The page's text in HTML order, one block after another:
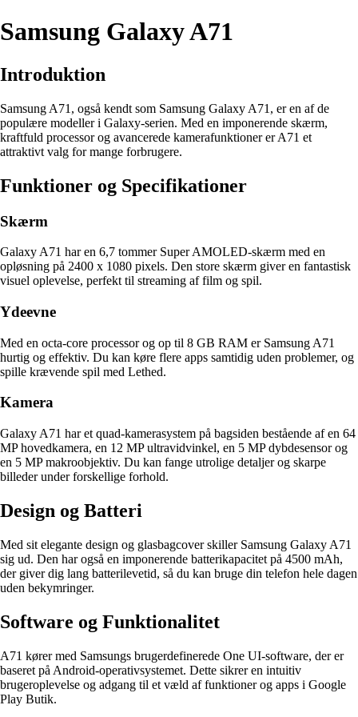
Samsung Galaxy A71
Introduktion
Samsung A71, også kendt som Samsung Galaxy A71, er en af de
populære modeller i Galaxy-serien. Med en imponerende skærm,
kraftfuld processor og avancerede kamerafunktioner er A71 et
attraktivt valg for mange forbrugere.
Funktioner og Specifikationer
Skærm
Galaxy A71 har en 6,7 tommer Super AMOLED-skærm med en
opløsning på 2400 x 1080 pixels. Den store skærm giver en fantastisk
visuel oplevelse, perfekt til streaming af film og spil.
Ydeevne
Med en octa-core processor og op til 8 GB RAM er Samsung A71
hurtig og effektiv. Du kan køre flere apps samtidig uden problemer, og
spille krævende spil med Lethed.
Kamera
Galaxy A71 har et quad-kamerasystem på bagsiden bestående af en 64
MP hovedkamera, en 12 MP ultravidvinkel, en 5 MP dybdesensor og
en 5 MP makroobjektiv. Du kan fange utrolige detaljer og skarpe
billeder under forskellige forhold.
Design og Batteri
Med sit elegante design og glasbagcover skiller Samsung Galaxy A71
sig ud. Den har også en imponerende batterikapacitet på 4500 mAh,
der giver dig lang batterilevetid, så du kan bruge din telefon hele dagen
uden bekymringer.
Software og Funktionalitet
A71 kører med Samsungs brugerdefinerede One UI-software, der er
baseret på Android-operativsystemet. Dette sikrer en intuitiv
brugeroplevelse og adgang til et væld af funktioner og apps i Google
Play Butik.